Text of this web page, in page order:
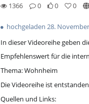
1366
0
0
0
hochgeladen 28.
In dieser Videoreihe geben
Empfehlenswert für die
Thema: Wohnheim
Die Videoreihe ist
Quellen und Links: